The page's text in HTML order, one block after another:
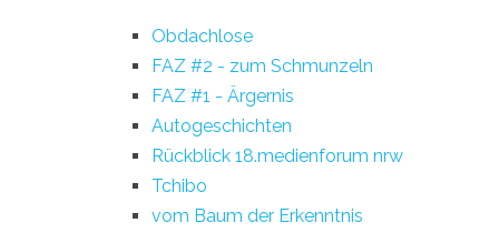
Obdachlose
FAZ #2 - zum Schmunzeln
FAZ #1 - Ärgernis
Autogeschichten
Rückblick 18.medienforum nrw
Tchibo
vom Baum der Erkenntnis